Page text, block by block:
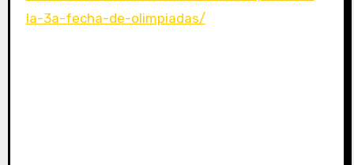
la-3a-fecha-de-olimpiadas/